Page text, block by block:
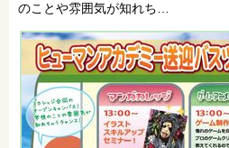
のことや雰囲気が知れち…